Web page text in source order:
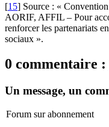
[15] Source : «
AORIF, AFFIL – Pour
renforcer les partenariats
sociaux ».
0 commentaire :
Un message, un
Forum sur abonnement